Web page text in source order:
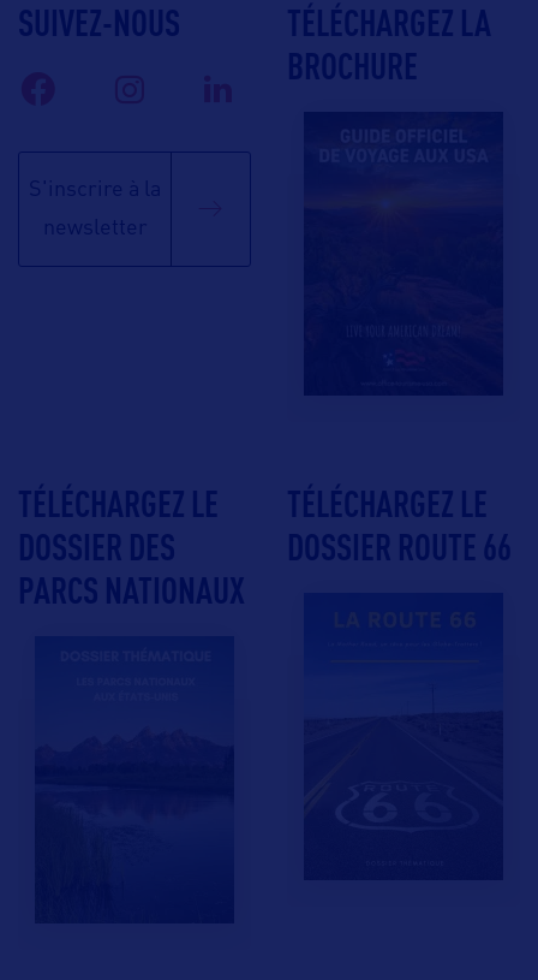
SUIVEZ-NOUS
S'inscrire à la
newsletter
TÉLÉCHARGEZ LA
BROCHURE
TÉLÉCHARGEZ LE
DOSSIER DES
PARCS NATIONAUX
TÉLÉCHARGEZ LE
DOSSIER ROUTE 66